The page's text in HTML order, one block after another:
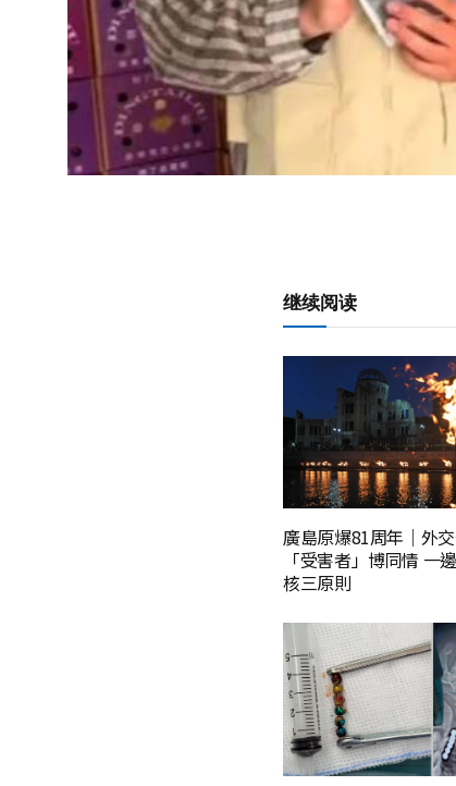
继续阅读
廣島原爆81周年｜外
「受害者」博同情 一
核三原則